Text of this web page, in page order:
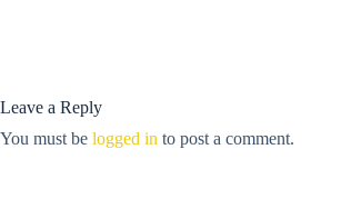
Leave a Reply
You must be logged in to post a comment.